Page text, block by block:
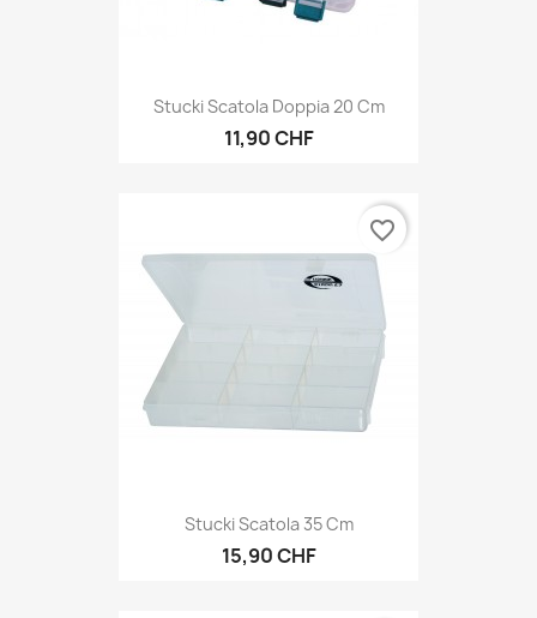
Stucki Scatola Doppia 20 Cm
11,90 CHF
Stucki Scatola 35 Cm
15,90 CHF
favorite_border